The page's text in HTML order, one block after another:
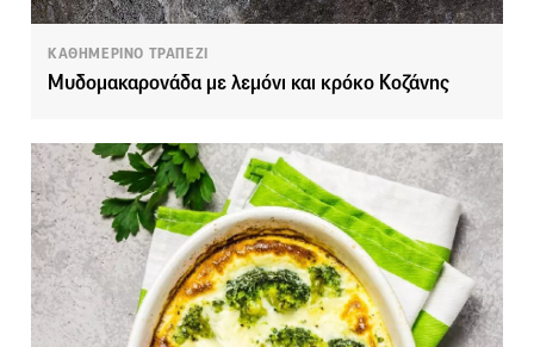
ΚΑΘΗΜΕΡΙΝΟ ΤΡΑΠΕΖΙ
Μυδομακαρονάδα με λεμόνι και κρόκο Κοζάνης